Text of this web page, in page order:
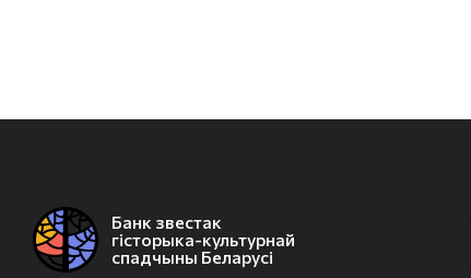
Банк звестак
гісторыка-культурнай
спадчыны Беларусі